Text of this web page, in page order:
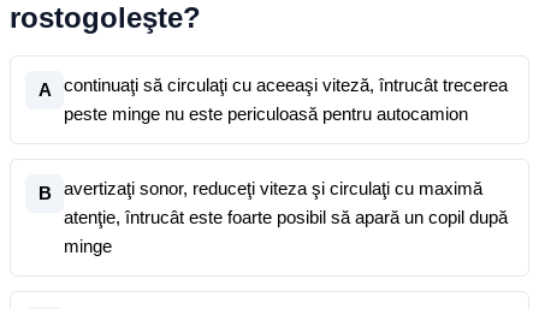
rostogoleşte?
A
continuaţi să circulaţi cu aceeaşi viteză, întrucât trecerea
peste minge nu este periculoasă pentru autocamion
B
avertizaţi sonor, reduceţi viteza şi circulaţi cu maximă
atenţie, întrucât este foarte posibil să apară un copil după
minge